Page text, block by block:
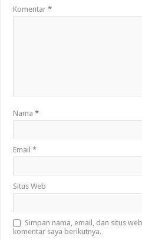
Komentar*
Nama*
Email*
Situs Web
Simpan nama, email, dan situs
komentar saya berikutnya.